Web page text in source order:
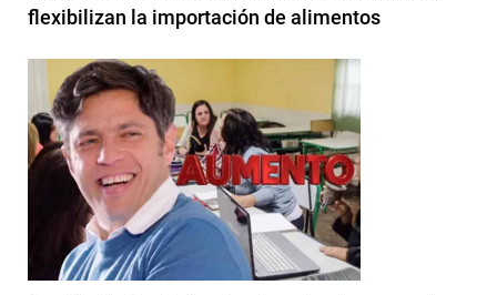
flexibilizan la importación de alimentos